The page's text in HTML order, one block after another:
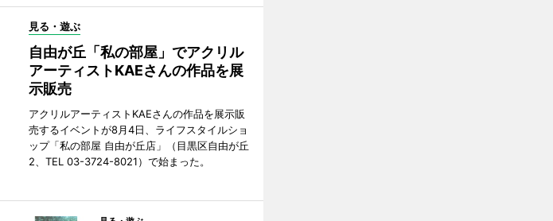
見る・遊ぶ
自由が丘「私の部屋」でアクリル
アーティストKAEさんの作品を展
示販売
アクリルアーティストKAEさんの作品を展示販
売するイベントが8月4日、ライフスタイルショ
ップ「私の部屋 自由が丘店」（目黒区自由が丘
2、TEL 03-3724-8021）で始まった。